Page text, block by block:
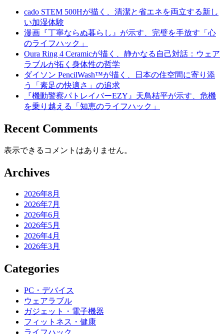
cado STEM 500Hが描く、清潔と省エネを両立する新し
い加湿体験
漫画『丁寧ならぬ暮らし』が示す、完璧を手放す「心
のライフハック」
Oura Ring 4 Ceramicが描く、静かなる自己対話：ウェア
ラブルが拓く身体性の哲学
ダイソン PencilWash™が描く、日本の住空間に寄り添
う「素足の快適さ」の追求
『機動警察パトレイバーEZY』天鳥桔平が示す、危機
を乗り越える「知恵のライフハック」
Recent Comments
表示できるコメントはありません。
Archives
2026年8月
2026年7月
2026年6月
2026年5月
2026年4月
2026年3月
Categories
PC・デバイス
ウェアラブル
ガジェット・電子機器
フィットネス・健康